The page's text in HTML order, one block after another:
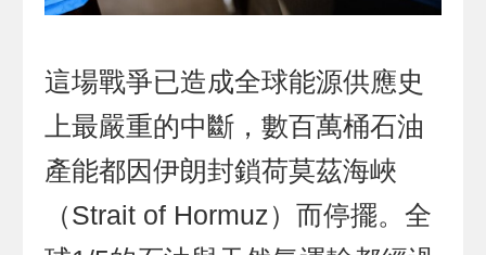
這場戰爭已造成全球能源供應史
上最嚴重的中斷，數百萬桶石油
產能都因伊朗封鎖荷莫茲海峽
（Strait of Hormuz）而停擺。全